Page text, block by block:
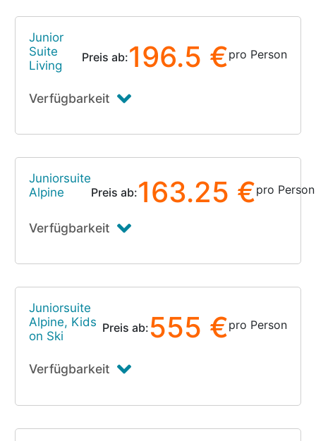
Junior
Suite
Living
Preis ab:196.5 €pro Person
Verfügbarkeit
Juniorsuite
Alpine
Preis ab:163.25 €pro Person
Verfügbarkeit
Juniorsuite
Alpine, Kids
on Ski
Preis ab: 555 €pro Person
Verfügbarkeit